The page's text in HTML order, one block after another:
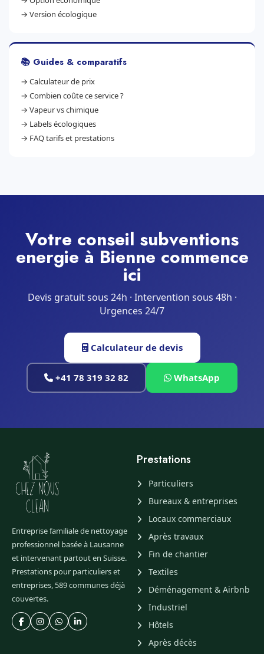
→ Version écologique
📚 Guides & comparatifs
→ Calculateur de prix
→ Combien coûte ce service ?
→ Vapeur vs chimique
→ Labels écologiques
→ FAQ tarifs et prestations
Votre conseil subventions
energie à Bienne commence
ici
Devis gratuit sous 24h · Intervention sous 48h ·
Urgences 24/7
Calculateur de devis
+41 78 319 32 82 WhatsApp
Entreprise familiale de nettoyage
professionnel basée à Lausanne
et intervenant partout en Suisse.
Prestations pour particuliers et
entreprises, 589 communes déjà
couvertes.
Prestations
Particuliers
Bureaux & entreprises
Locaux commerciaux
Après travaux
Fin de chantier
Textiles
Déménagement & Airbnb
Industriel
Hôtels
Après décès